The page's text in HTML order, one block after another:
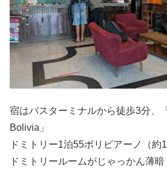
宿はバスターミナルから徒歩3分、
Bolivia」
ドミトリー1泊55ボリビアーノ（約
ドミトリールームがじゃっかん薄